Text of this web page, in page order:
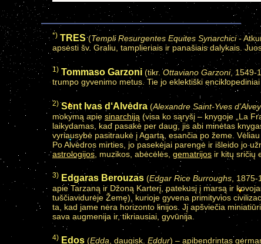
*) TRES(Templi Resurgentes Equites Synarchici-
apsėsti šv. Graliu, tamplieriais ir panašiais dalykais.
1) Tommaso Garzoni (tikr.Ottaviano Garzoni, 1549-
trumpo gyvenimo metus. Tie jo eklektiški
2) Sent Ivas d‘Alvėdra (Alexandre Saint-Yves
mokymą apie sinarchiją (visa ko sąryšį – knygoje „La
laikydamas, kad pasakė per daug, jis abi minėtas
vyriausybė pasitraukė į Agartą, esančia po žeme.
Po Alvėdros mirties, jo pasekėjai parengė ir išleido jo
astrologijos , muzikos, abėcėlės, gematrijos ir kitų sričių
3) Edgaras Berouzas (Edgar Rice Burroughs ,
apie Tarzaną ir Džoną Karterį, patekusį į marsą ir
tuščiavidurėje Žemę), kurioje gyvena primityvios
ta, kad jame nėra horizonto linijos. Jį apšviečia
sava augmenija ir, tikriausiai, gyvūnija.
4) Edos (Edda , daugisk. Eddur) – apibendrintas